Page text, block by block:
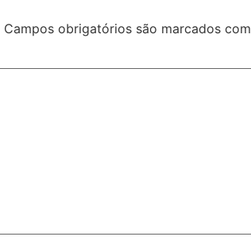
Campos obrigatórios são marcados com